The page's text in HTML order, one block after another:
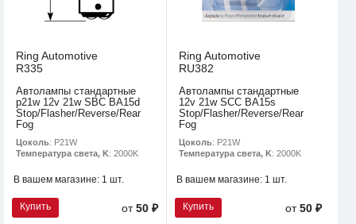
Ring Automotive
R335
Автолампы стандартные
p21w 12v 21w SBC BA15d
Stop/Flasher/Reverse/Rear
Fog
Цоколь: P21W
Температура света, K: 2000K
В вашем магазине: 1 шт.
Купить от50 ₽
Ring Automotive
RU382
Автолампы стандартные
12v 21w SCC BA15s
Stop/Flasher/Reverse/Rear
Fog
Цоколь: P21W
Температура света, K: 2000K
В вашем магазине: 1 шт.
Купить от50 ₽